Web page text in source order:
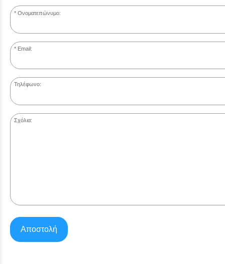
Ονοματεπώνυμο:
Email:
Τηλέφωνο:
Σχόλια:
Αποστολή